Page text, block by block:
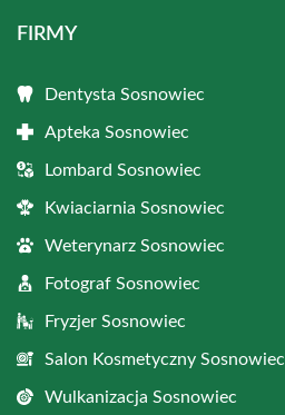
FIRMY
Dentysta Sosnowiec
Apteka Sosnowiec
Lombard Sosnowiec
Kwiaciarnia Sosnowiec
Weterynarz Sosnowiec
Fotograf Sosnowiec
Fryzjer Sosnowiec
Salon Kosmetyczny Sosnowiec
Wulkanizacja Sosnowiec